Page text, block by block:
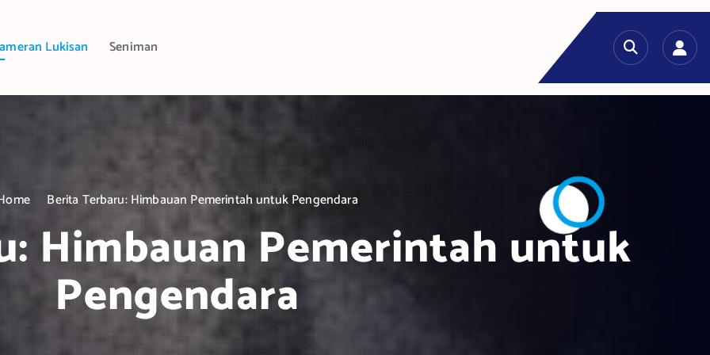
Lukisan Seniman
Berita Terbaru: Himbauan Pemerintah untuk Pengendara
Himbauan Pemerintah untuk
Pengendara